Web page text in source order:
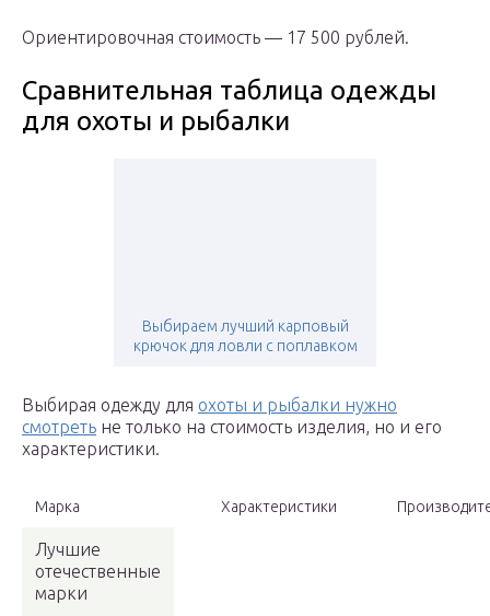
Ориентировочная стоимость — 17 500 рублей.
Сравнительная таблица одежды
для охоты и рыбалки
Выбираем лучший карповый
крючок для ловли с поплавком
Выбирая одежду для охоты и рыбалки нужно
смотреть не только на стоимость изделия, но и его
характеристики.
Марка Характеристики
Лучшие
отечественные
марки